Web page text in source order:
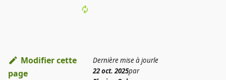
Modifier cette
page
Dernière mise à jourle
22 oct. 2025par